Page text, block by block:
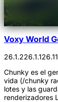
Voxy World
26.1.226.1.126.1
Chunky es el
vida (/chunky
lotes y las
renderizadores